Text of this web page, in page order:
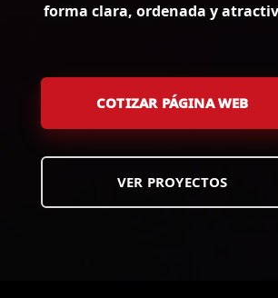
forma clara, ordenada y
COTIZAR PÁGINA WEB
VER PROYECTOS